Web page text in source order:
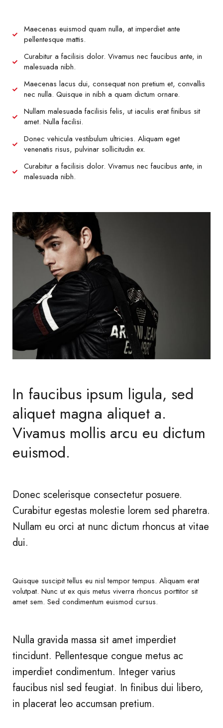
Maecenas euismod quam nulla, at imperdiet ante
pellentesque mattis.
Curabitur a facilisis dolor. Vivamus nec faucibus ante, in
malesuada nibh.
Maecenas lacus dui, consequat non pretium et, convallis
nec nulla. Quisque in nibh a quam dictum ornare.
Nullam malesuada facilisis felis, ut iaculis erat finibus sit
amet. Nulla facilisi.
Donec vehicula vestibulum ultricies. Aliquam eget
venenatis risus, pulvinar sollicitudin ex.
Curabitur a facilisis dolor. Vivamus nec faucibus ante, in
malesuada nibh.
In faucibus ipsum ligula, sed
aliquet magna aliquet a.
Vivamus mollis arcu eu dictum
euismod.
Donec scelerisque consectetur posuere.
Curabitur egestas molestie lorem sed pharetra.
Nullam eu orci at nunc dictum rhoncus at vitae
dui.
Quisque suscipit tellus eu nisl tempor tempus. Aliquam erat
volutpat. Nunc ut ex quis metus viverra rhoncus porttitor sit
amet sem. Sed condimentum euismod cursus.
Nulla gravida massa sit amet imperdiet
tincidunt. Pellentesque congue metus ac
imperdiet condimentum. Integer varius
faucibus nisl sed feugiat. In finibus dui libero,
in placerat leo accumsan pretium.